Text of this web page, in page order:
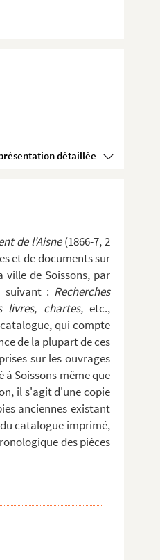
Voir la présentation détaillée
de l'Aisne(1866-7, 2
et de documents sur
de Soissons, par
suivant : Recherches
livres, chartes,etc.,
qui compte
de la plupart de ces
sur les ouvrages
Soissons même que
il s'agit d'une copie
anciennes existant
catalogue imprimé,
des pièces